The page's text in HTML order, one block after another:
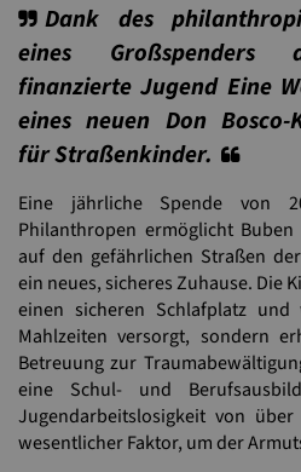
Dank des
eines Großspenders
finanzierte Jugend Eine
eines neuen Don Bosco-
für Straßenkinder.
Eine jährliche Spende von
Philanthropen ermöglicht
auf den gefährlichen Straßen
ein neues, sicheres Zuhause. Die
einen sicheren Schlafplatz
Mahlzeiten versorgt, sondern
Betreuung zur
eine Schul- und
Jugendarbeitslosigkeit von
wesentlicher Faktor, um der